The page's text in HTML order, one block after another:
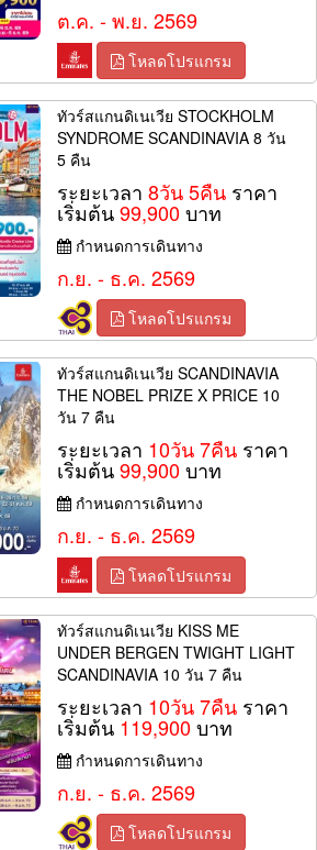
ต.ค. - พ.ย. 2569
โหลดโปรแกรม
ทัวร์สแกนดิเนเวีย STOCKHOLM
SYNDROME SCANDINAVIA 8 วัน
5 คืน
ระยะเวลา8วัน 5คืน ราคา
เริ่มต้น99,900บาท
กำหนดการเดินทาง
ก.ย. - ธ.ค. 2569
โหลดโปรแกรม
ทัวร์สแกนดิเนเวีย SCANDINAVIA
THE NOBEL PRIZE X PRICE 10
วัน 7 คืน
ระยะเวลา 10วัน 7คืน ราคา
เริ่มต้น99,900บาท
กำหนดการเดินทาง
ก.ย. - ธ.ค. 2569
โหลดโปรแกรม
ทัวร์สแกนดิเนเวีย KISS ME
UNDER BERGEN TWIGHT LIGHT
SCANDINAVIA 10 วัน 7 คืน
ระยะเวลา 10วัน 7คืน ราคา
เริ่มต้น 119,900บาท
กำหนดการเดินทาง
ก.ย. - ธ.ค. 2569
โหลดโปรแกรม